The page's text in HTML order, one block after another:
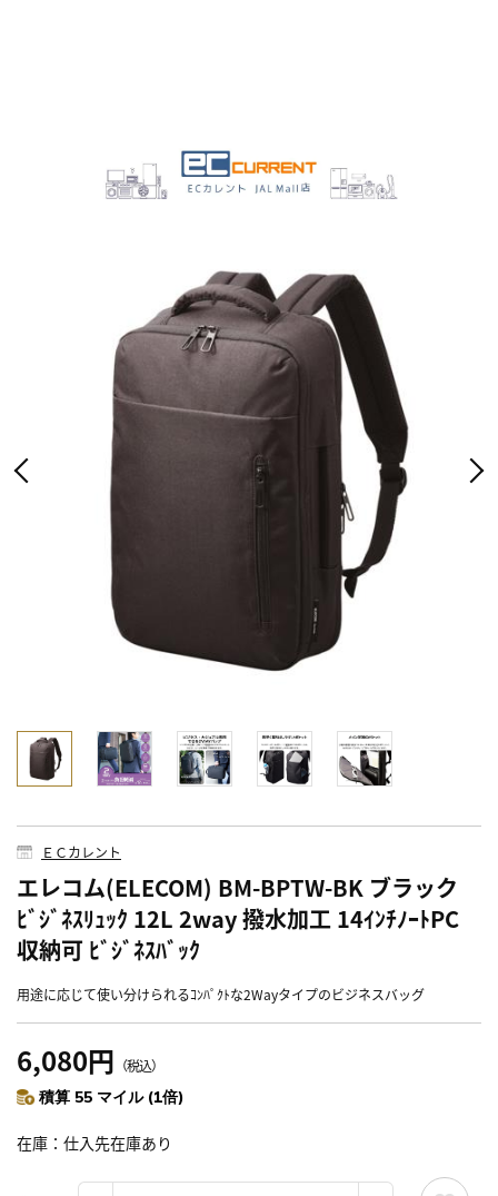
ＥＣカレント
エレコム(ELECOM) BM-BPTW-BK ブラック
ﾋﾞｼﾞﾈｽﾘｭｯｸ 12L 2way 撥水加工 14ｲﾝﾁﾉｰﾄPC
収納可 ﾋﾞｼﾞﾈｽﾊﾞｯｸ
用途に応じて使い分けられるｺﾝﾊﾟｸﾄな2Wayタイプのビジネスバッグ
6,080円 （税込）
積算 55 マイル (1倍)
在庫 仕入先在庫あり